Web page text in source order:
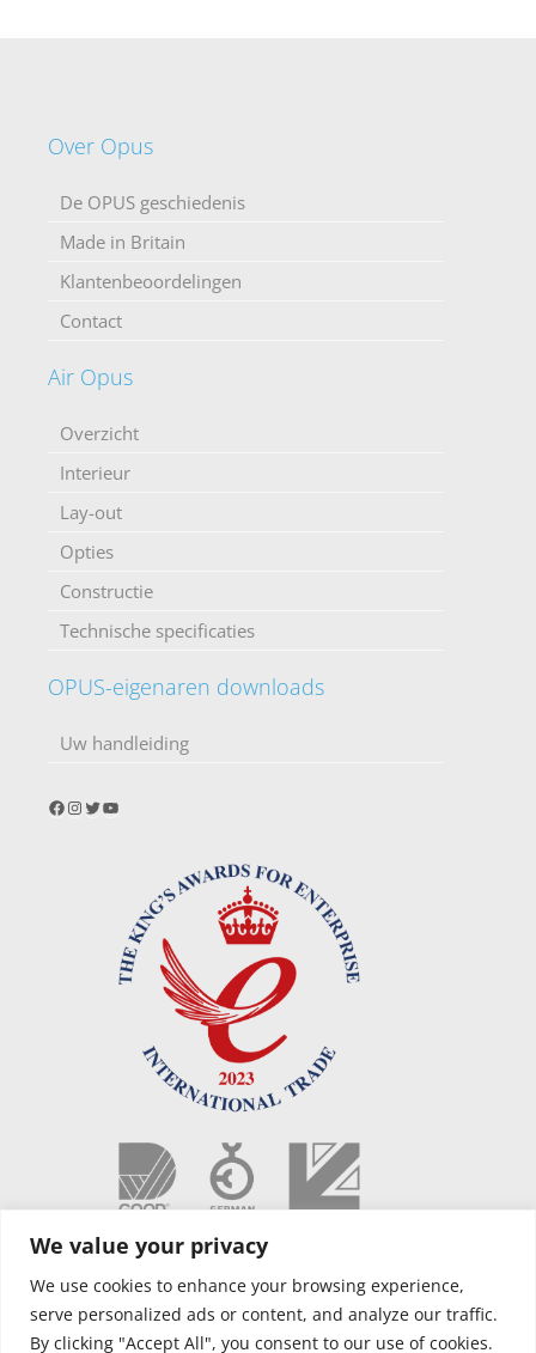
We value your privacy
We use cookies to enhance your browsing experience,
serve personalized ads or content, and analyze our traffic.
By clicking "Accept All", you consent to our use of cookies.
Over Opus
De OPUS geschiedenis
Made in Britain
Klantenbeoordelingen
Contact
Air Opus
Overzicht
Interieur
Lay-out
Opties
Constructie
Technische specificaties
OPUS-eigenaren downloads
Uw handleiding
Facebook
Instagram
Twitter